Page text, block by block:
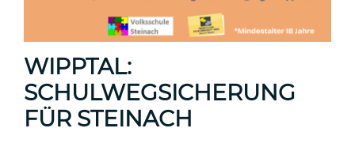
WIPPTAL:
SCHULWEGSICHERUNG
FÜR STEINACH